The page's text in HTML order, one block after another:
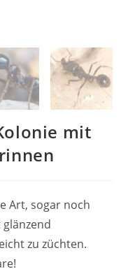
mit
Art, sogar noch
zu züchten.